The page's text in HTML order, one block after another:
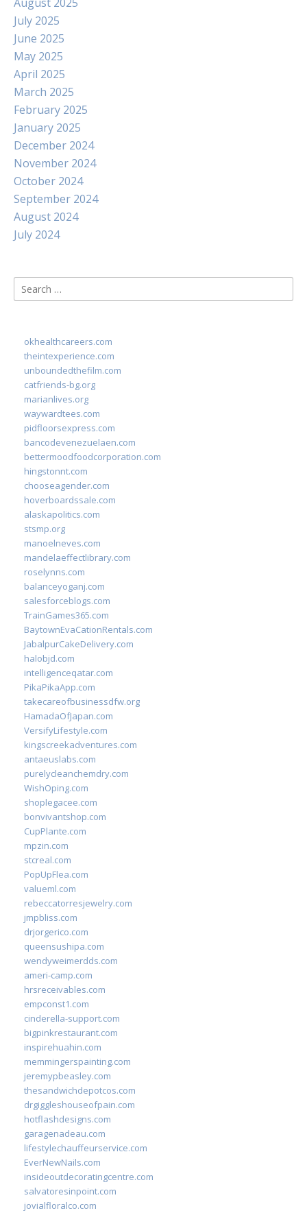
July 2025
June 2025
May 2025
April 2025
March 2025
February 2025
January 2025
December 2024
November 2024
October 2024
September 2024
August 2024
July 2024
Search
for:
okhealthcareers.com
theintexperience.com
unboundedthefilm.com
catfriends-bg.org
marianlives.org
waywardtees.com
pidfloorsexpress.com
bancodevenezuelaen.com
bettermoodfoodcorporation.com
hingstonnt.com
chooseagender.com
hoverboardssale.com
alaskapolitics.com
stsmp.org
manoelneves.com
mandelaeffectlibrary.com
roselynns.com
balanceyoganj.com
salesforceblogs.com
TrainGames365.com
BaytownEvaCationRentals.com
JabalpurCakeDelivery.com
halobjd.com
intelligenceqatar.com
PikaPikaApp.com
takecareofbusinessdfw.org
HamadaOfJapan.com
VersifyLifestyle.com
kingscreekadventures.com
antaeuslabs.com
purelycleanchemdry.com
WishOping.com
shoplegacee.com
bonvivantshop.com
CupPlante.com
mpzin.com
stcreal.com
PopUpFlea.com
valueml.com
rebeccatorresjewelry.com
jmpbliss.com
drjorgerico.com
queensushipa.com
wendyweimerdds.com
ameri-camp.com
hrsreceivables.com
empconst1.com
cinderella-support.com
bigpinkrestaurant.com
inspirehuahin.com
memmingerspainting.com
jeremypbeasley.com
thesandwichdepotcos.com
drgiggleshouseofpain.com
hotflashdesigns.com
garagenadeau.com
lifestylechauffeurservice.com
EverNewNails.com
insideoutdecoratingcentre.com
salvatoresinpoint.com
jovialfloralco.com